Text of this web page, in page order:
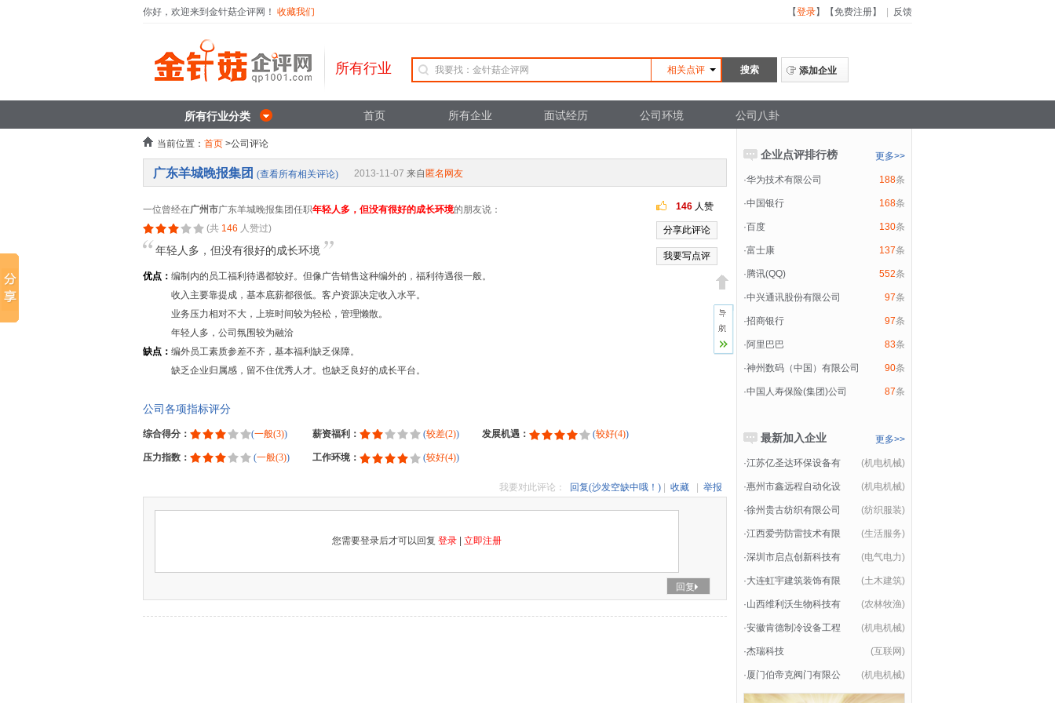
你好，欢迎来到金针菇企评网！ 收藏我们 【登录】 【免费注册】 反馈
所有行业 相关点评 添加企业
所有行业分类 首页 所有企业 面试经历 公司环境 公司八卦
当前位置： 首页 >公司评论
广东羊城晚报集团 (查看所有相关评论) 2013-11-07 来自 匿名网友
一位曾经在广州市广东羊城晚报集团任职年轻人多，但没有很好的成长环境的朋友说：
(共 146 人赞过)
年轻人多，但没有很好的成长环境
146 人赞
分享此评论
我要写点评
优点： 编制内的员工福利待遇都较好。但像广告销售这种编外的，福利待遇很一般。
收入主要靠提成，基本底薪都很低。客户资源决定收入水平。
业务压力相对不大，上班时间较为轻松，管理懒散。
年轻人多，公司氛围较为融洽
缺点： 编外员工素质参差不齐，基本福利缺乏保障。
缺乏企业归属感，留不住优秀人才。也缺乏良好的成长平台。
公司各项指标评分
综合得分： (一般(3)) 薪资福利： (较差(2)) 发展机遇： (较好(4))
压力指数： (一般(3)) 工作环境： (较好(4))
我要对此评论： 回复(沙发空缺中哦！) 收藏 举报
您需要登录后才可以回复 登录 立即注册
回复
企业点评排行榜 更多>>
188条
·华为技术有限公司
168条
·中国银行
130条
·百度
137条
·富士康
552条
·腾讯(QQ)
97条
·中兴通讯股份有限公司
97条
·招商银行
83条
·阿里巴巴
90条
·神州数码（中国）有限公司
87条
·中国人寿保险(集团)公司
最新加入企业 更多>>
(机电机械)
·江苏亿圣达环保设备有
(机电机械)
·惠州市鑫远程自动化设
(纺织服装)
·徐州贵古纺织有限公司
(生活服务)
·江西爱劳防雷技术有限
(电气电力)
·深圳市启点创新科技有
(土木建筑)
·大连虹宇建筑装饰有限
(农林牧渔)
·山西维利沃生物科技有
(机电机械)
·安徽肯德制冷设备工程
(互联网)
·杰瑞科技
(机电机械)
·厦门伯帝克阀门有限公